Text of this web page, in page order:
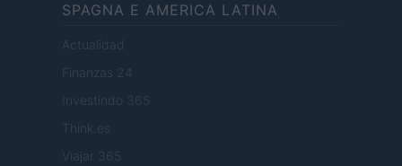
SPAGNA E AMERICA LATINA
Actualidad
Finanzas 24
Investindo 365
Think.es
Viajar 365